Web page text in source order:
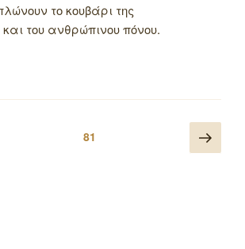
το κουβάρι της
του ανθρώπινου πόνου.
Σελίδα81